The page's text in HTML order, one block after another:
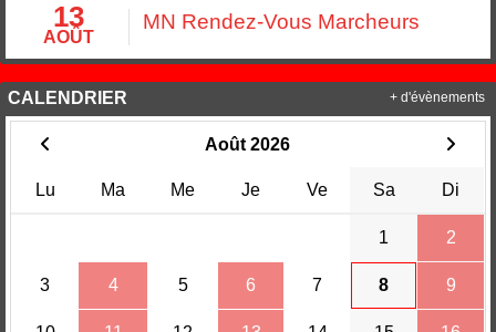
13
AOÛT
MN Rendez-Vous Marcheurs
CALENDRIER
Août 2026
Lu Ma Me Je Ve Sa Di
1 2
3 4 5 6 7 8 9
+ d'évènements